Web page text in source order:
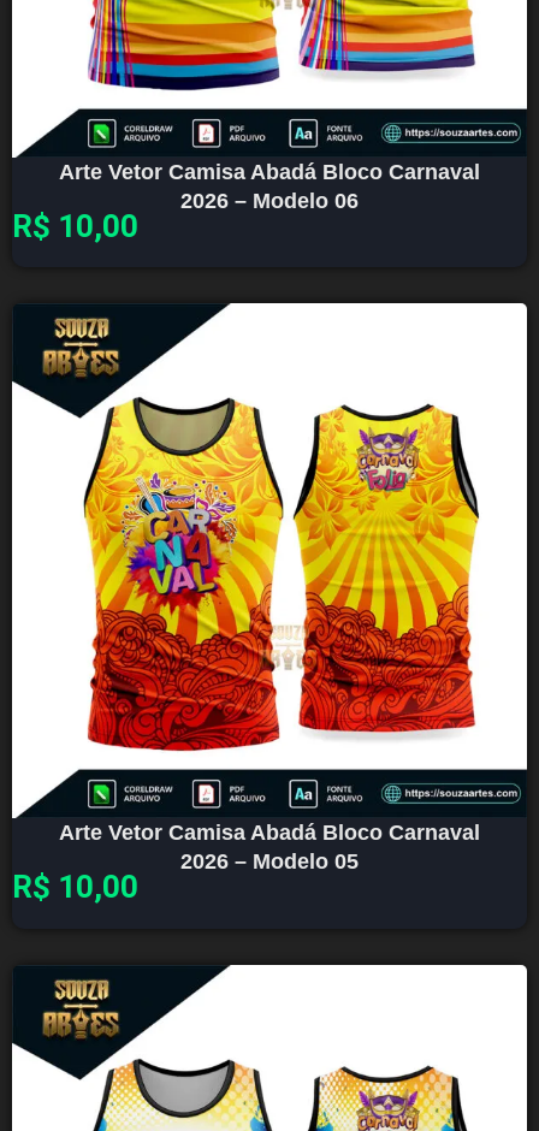
Arte Vetor Camisa Abadá Bloco Carnaval
2026 – Modelo 06
R$ 10,00
Arte Vetor Camisa Abadá Bloco Carnaval
2026 – Modelo 05
R$ 10,00